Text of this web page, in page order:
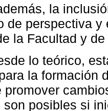
la
de perspectiva
la Facultad y
lo teórico,
la formación
promover
son posibles si